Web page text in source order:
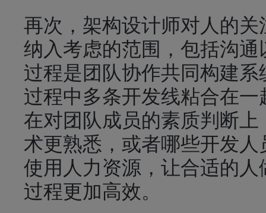
再次，架构设计师对人的
纳入考虑的范围，包括沟
过程是团队协作共同构建
过程中多条开发线粘合在
在对团队成员的素质判断
术更熟悉，或者哪些开发
使用人力资源，让合适的
过程更加高效。